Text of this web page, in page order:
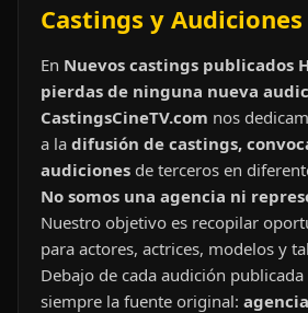
Castings y Audiciones
En Nuevos castings publicados
pierdas de ninguna nueva
CastingsCineTV.com nos
a la difusión de castings,
audiciones de terceros en
No somos una agencia ni
Nuestro objetivo es recopilar
para actores, actrices, modelos y
Debajo de cada audición
siempre la fuente original: